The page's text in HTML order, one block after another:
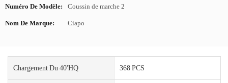
Numéro De Modèle:
Coussin de marche 2
Nom De Marque: Ciapo
Chargement Du 40'HQ 368 PCS